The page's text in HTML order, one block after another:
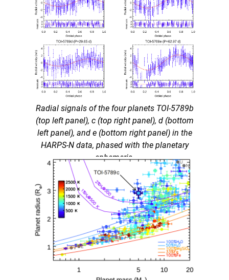
Radial signals of the four planets TOI-5789b
(top left panel), c (top right panel), d (bottom
left panel), and e (bottom right panel) in the
HARPS-N data, phased with the planetary
ephemeris.